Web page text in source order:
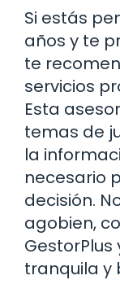
Si estás
años y te
te
servicios
Esta
temas de
la
necesario
decisión.
agobien,
tranquila y